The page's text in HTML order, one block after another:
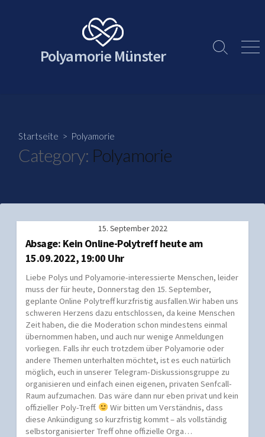
Polyamorie Münster
Search
Startseite > Polyamorie
Category: Polyamorie
15. September 2022
Absage: Kein Online-Polytreff heute am
15.09.2022, 19:00 Uhr
Liebe Polys und Polyamorie-interessierte Menschen, leider
muss der für heute, Donnerstag den 15. September,
geplante Online Polytreff kurzfristig ausfallen.Wir haben uns
schweren Herzens dazu entschlossen, da keine Menschen
Zeit haben, die die Moderation schon mindestens einmal
übernommen haben, und auch nur wenige Anmeldungen
vorliegen. Falls ihr euch trotzdem über Polyamorie oder
andere Themen unterhalten möchtet, ist es euch natürlich
möglich, euch in unserer Telegram-Diskussionsgruppe zu
organisieren und einfach einen eigenen, privaten Senfcall-
Raum aufzumachen. Das wäre dann nur eben privat und kein
offizieller Poly-Treff.
Wir bitten um Verständnis, dass
diese Ankündigung so kurzfristig kommt – als vollständig
selbstorganisierter Treff ohne offizielle Orga…